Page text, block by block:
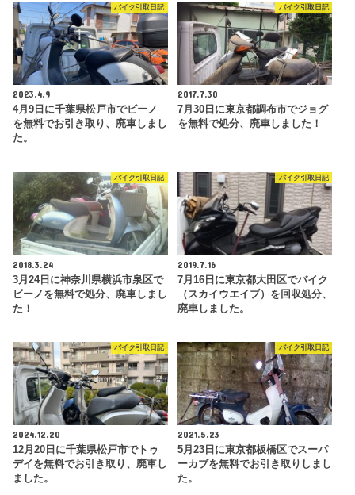
バイク引取日記
2023.4.9
4月9日に千葉県松戸市でビーノ
を無料でお引き取り、廃車しまし
た。
バイク引取日記
2017.7.30
7月30日に東京都調布市でジョグ
を無料で処分、廃車しました！
バイク引取日記
2018.3.24
3月24日に神奈川県横浜市泉区で
ビーノを無料で処分、廃車しまし
た！
バイク引取日記
2019.7.16
7月16日に東京都大田区でバイク
（スカイウエイブ）を回収処分、
廃車しました。
バイク引取日記
2024.12.20
12月20日に千葉県松戸市でトゥ
デイを無料でお引き取り、廃車し
ました。
バイク引取日記
2021.5.23
5月23日に東京都板橋区でスーパ
ーカブを無料でお引き取りしまし
た。